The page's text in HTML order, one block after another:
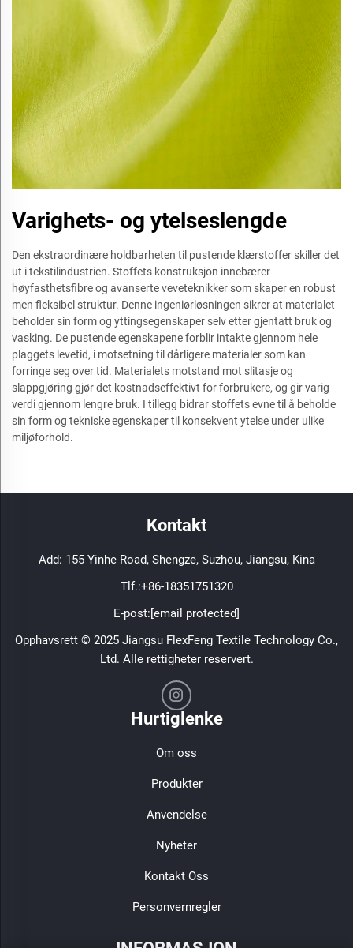
Varighets- og ytelseslengde
Den ekstraordinære holdbarheten til pustende klærstoffer skiller det
ut i tekstilindustrien. Stoffets konstruksjon innebærer
høyfasthetsfibre og avanserte veveteknikker som skaper en robust
men fleksibel struktur. Denne ingeniørløsningen sikrer at materialet
beholder sin form og yttingsegenskaper selv etter gjentatt bruk og
vasking. De pustende egenskapene forblir intakte gjennom hele
plaggets levetid, i motsetning til dårligere materialer som kan
forringe seg over tid. Materialets motstand mot slitasje og
slappgjøring gjør det kostnadseffektivt for forbrukere, og gir varig
verdi gjennom lengre bruk. I tillegg bidrar stoffets evne til å beholde
sin form og tekniske egenskaper til konsekvent ytelse under ulike
miljøforhold.
Kontakt
Add: 155 Yinhe Road, Shengze, Suzhou, Jiangsu, Kina
Tlf.:+86-18351751320
E-post:[email protected]
Opphavsrett © 2025 Jiangsu FlexFeng Textile Technology Co.,
Ltd. Alle rettigheter reservert.
Hurtiglenke
Om oss
Produkter
Anvendelse
Nyheter
Kontakt Oss
Personvernregler